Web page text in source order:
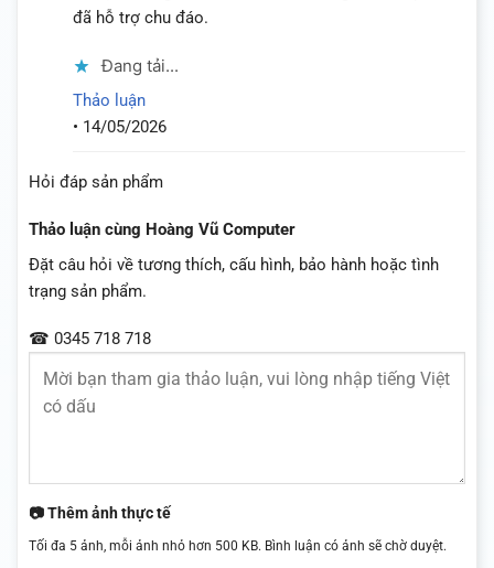
đã hỗ trợ chu đáo.
Đang tải...
Thảo luận
• 14/05/2026
Hỏi đáp sản phẩm
Thảo luận cùng Hoàng Vũ Computer
Đặt câu hỏi về tương thích, cấu hình, bảo hành hoặc tình
trạng sản phẩm.
☎ 0345 718 718
📷 Thêm ảnh thực tế
Tối đa 5 ảnh, mỗi ảnh nhỏ hơn 500 KB. Bình luận có ảnh sẽ chờ duyệt.